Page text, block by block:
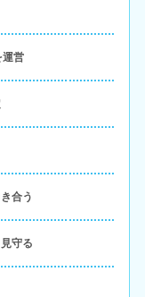
運営
合う
守る